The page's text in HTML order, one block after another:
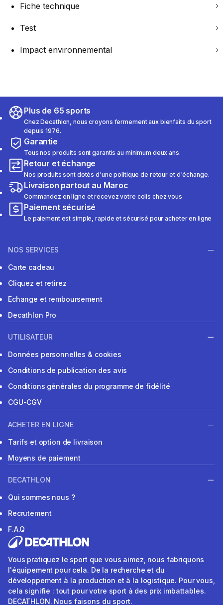
Fiche technique
Test
Impact environnemental
Plus de 65 sports
Chez Decathlon, nous croyons fermement aux bienfaits du sport
depuis 1976.
Garantie
Tous nos produits sont garantis au minimum deux ans.
Retour et échange
Nos produits sont dotés d'une politique de retour et d'échange.
Livraison partout au Maroc
Commandez en ligne et recevez votre colis chez vous
Paiement sécurisé
Le paiement est simple, rapide et sécurisé pour acheter en ligne
NOS SERVICES
Carte cadeau
Cliquez et retirez
Echange et remboursement
Decathlon Pro
UTILISATEUR
Données personnelles & cookies
Conditions de publication des avis
Conditions générales du programme de fidélité
CGU-CGV
ACHETER EN LIGNE
Tarifs et option de livraison
Moyens de paiement
DECATHLON
Qui sommes nous ?
Recrutement
F.A.Q
Vous pratiquez le sport que vous aimez, nous fabriquons
l'équipement pour cela. De la recherche et du
développement à la production et à la logistique. Pour vous,
cela signifie : tout pour votre sport à des prix imbattables.
DECATHLON. Nous faisons du sport.